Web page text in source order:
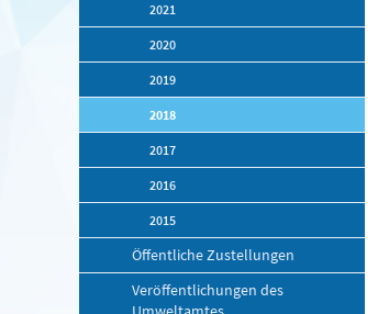
2021
2020
2019
2018
2017
2016
2015
Öffentliche Zustellungen
Veröffentlichungen des